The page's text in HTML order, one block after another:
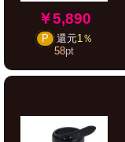
￥5,890
P 還元1％
58pt